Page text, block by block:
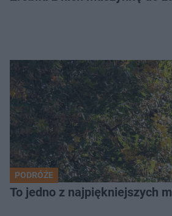
PODRÓŻE
To jedno z najpiękniejszych